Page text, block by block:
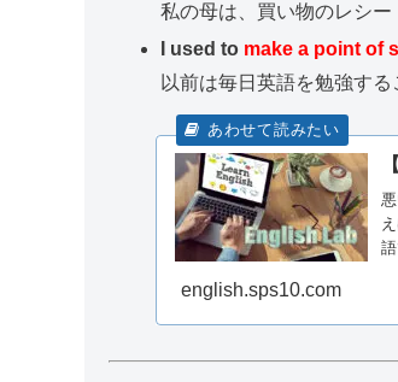
私の母は、買い物のレシー
I used to make a point of
以前は毎日英語を勉強する
english.sps10.com